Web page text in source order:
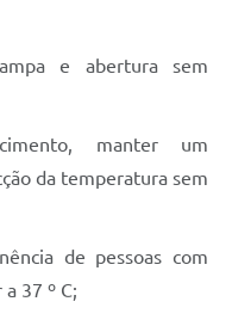
e abertura sem
manter um
da temperatura sem
de pessoas com
37 º C;